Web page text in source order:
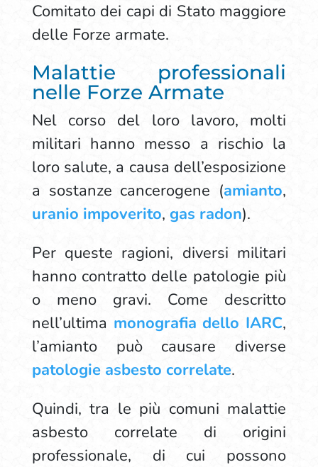
Comitato dei capi di Stato maggiore
delle Forze armate.
Malattie professionali
nelle Forze Armate
Nel corso del loro lavoro, molti
militari hanno messo a rischio la
loro salute, a causa dell’esposizione
a sostanze cancerogene (amianto,
uranio impoverito, gas radon).
Per queste ragioni, diversi militari
hanno contratto delle patologie più
o meno gravi. Come descritto
nell’ultima monografia dello IARC,
l’amianto può causare diverse
patologie asbesto correlate.
Quindi, tra le più comuni malattie
asbesto correlate di origini
professionale, di cui possono